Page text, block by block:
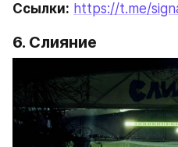
Ссылки: https://t.me/
6. Слияние